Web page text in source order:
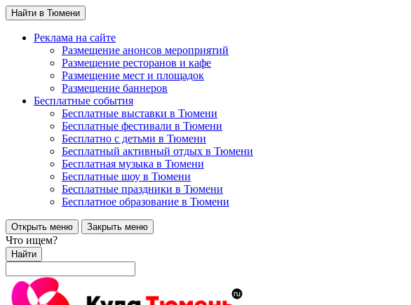
Найти в Тюмени
Реклама на сайте
Размещение анонсов мероприятий
Размещение ресторанов и кафе
Размещение мест и площадок
Размещение баннеров
Бесплатные события
Бесплатные выставки в Тюмени
Бесплатные фестивали в Тюмени
Бесплатно с детьми в Тюмени
Бесплатный активный отдых в Тюмени
Бесплатная музыка в Тюмени
Бесплатные шоу в Тюмени
Бесплатные праздники в Тюмени
Бесплатное образование в Тюмени
Открыть меню Закрыть меню
Что ищем?
Найти